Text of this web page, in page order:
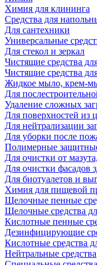
Химия для клининга
Средства для
Для сантехники
Универсальные
Для стекол и зеркал
Чистящие средства
Чистящие средства
Жидкое мыло, крем-
Для
Удаление сложных
Для поверхностей из
Для нейтрализации
Для уборки после
Полимерные
Для очистки от
Для очистки фасадов
Для биотуалетов и
Химия для пищевой
Щелочные пенные
Щелочные средства
Кислотные пенные
Дезинфицирующие
Кислотные средства
Нейтральные средства